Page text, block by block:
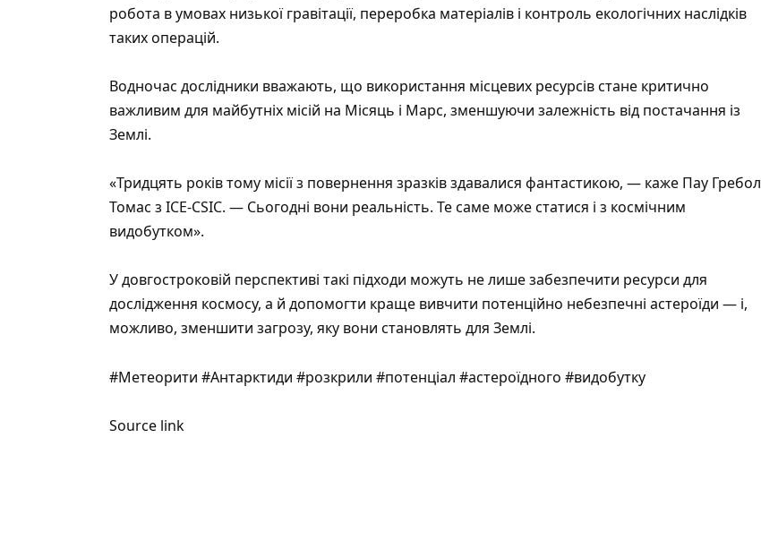
робота в умовах низької гравітації, переробка матеріалів і контроль екологічних наслідків
таких операцій.
Водночас дослідники вважають, що використання місцевих ресурсів стане критично
важливим для майбутніх місій на Місяць і Марс, зменшуючи залежність від постачання із
Землі.
«Тридцять років тому місії з повернення зразків здавалися фантастикою, — каже Пау Гребол
Томас з ICE-CSIC. — Сьогодні вони реальність. Те саме може статися і з космічним
видобутком».
У довгостроковій перспективі такі підходи можуть не лише забезпечити ресурси для
дослідження космосу, а й допомогти краще вивчити потенційно небезпечні астероїди — і,
можливо, зменшити загрозу, яку вони становлять для Землі.
#Метеорити #Антарктиди #розкрили #потенціал #астероїдного #видобутку
Source link